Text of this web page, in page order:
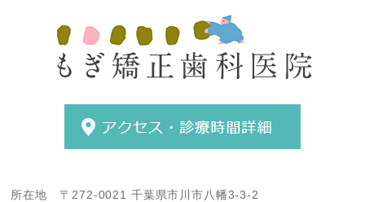
所在地
〒272-0021 千葉県市川市八幡3-3-2